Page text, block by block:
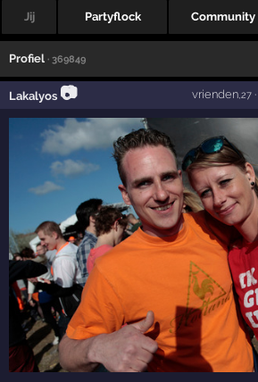
Jij Partyflock Community
Profiel · 369849
Lakalyos 📷 vrienden,27·